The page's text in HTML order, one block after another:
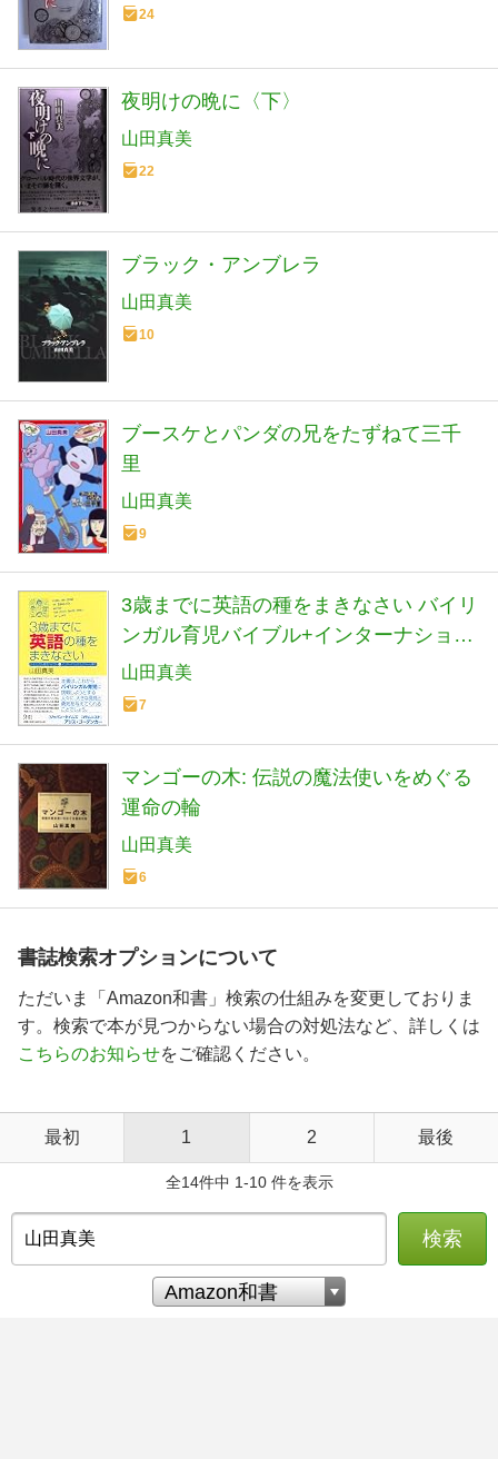
24
夜明けの晩に〈下〉
山田真美
22
ブラック・アンブレラ
山田真美
10
ブースケとパンダの兄をたずねて三千
里
山田真美
9
3歳までに英語の種をまきなさい バイリ
ンガル育児バイブル+インターナショナ
ルスクール案内
山田真美
7
マンゴーの木: 伝説の魔法使いをめぐる
運命の輪
山田真美
6
書誌検索オプションについて
ただいま「Amazon和書」検索の仕組みを変更しておりま
す。検索で本が見つからない場合の対処法など、詳しくは
こちらのお知らせをご確認ください。
最初 1 2 最後
全14件中 1-10 件を表示
検索